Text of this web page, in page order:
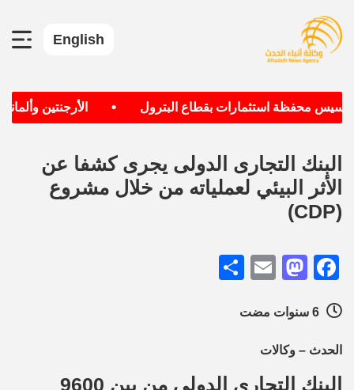
English
محفظة استثمارات بقطاع البترول الأرجنتين
البنك التجارى الدولى يجرى كشفا عن
الأثر البيئي لعملياته من خلال مشروع
(CDP)
Facebook
Mastodon
Email
الحدث – وكالات
البنك التجاري الدولي من بين 9600